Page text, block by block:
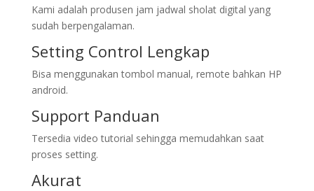
Kami adalah produsen jam jadwal sholat digital yang
sudah berpengalaman.
Setting Control Lengkap
Bisa menggunakan tombol manual, remote bahkan HP
android.
Support Panduan
Tersedia video tutorial sehingga memudahkan saat
proses setting.
Akurat